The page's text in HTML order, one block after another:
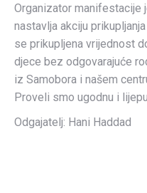
Organizator manifestacije
nastavlja akciju
se prikupljena vrijednost
djece bez odgovarajuće
iz Samobora i našem
Proveli smo ugodnu i
Odgajatelj: Hani Haddad